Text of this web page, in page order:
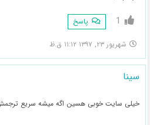
1 پاسخ
شهریور ۲۳, ۱۳۹۷ ۱۱:۱۲ ق.ظ
سینا
خیلی سایت خوبی هسین اگه میشه سریع